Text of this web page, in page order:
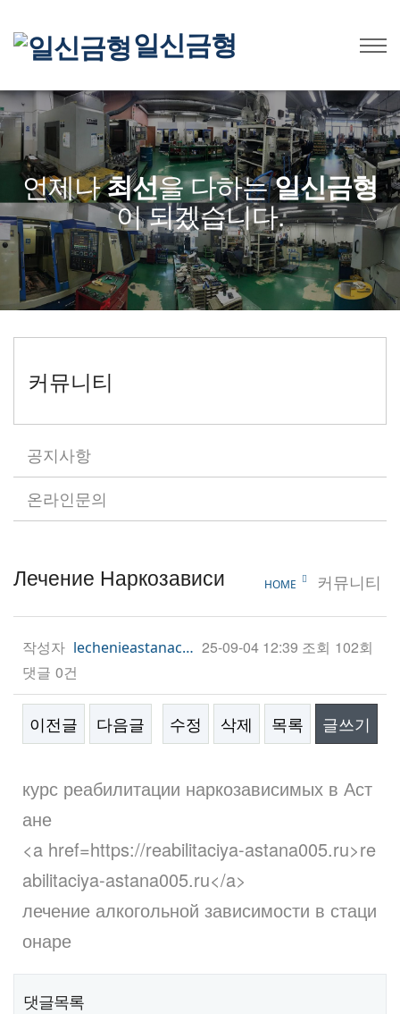
일신금형
언제나최선을 다하는일신금형
이 되겠습니다.
커뮤니티
공지사항
온라인문의
Лечение Наркозависи HOME 커뮤니티
작성자 lechenieastanac… 25-09-04 12:39 조회 102회
댓글 0건
이전글 다음글 수정 삭제 목록 글쓰기
본문
курс реабилитации наркозависимых в Аст
ане
<a href=https://reabilitaciya-astana005.ru>re
abilitaciya-astana005.ru</a>
лечение алкогольной зависимости в стаци
онаре
댓글목록